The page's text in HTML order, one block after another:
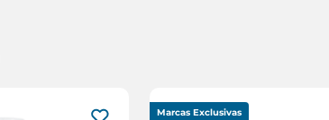
Marcas Exclusivas